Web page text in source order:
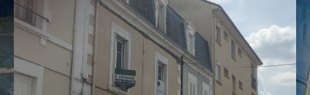
Type
de
bien
Type de bien
Ville